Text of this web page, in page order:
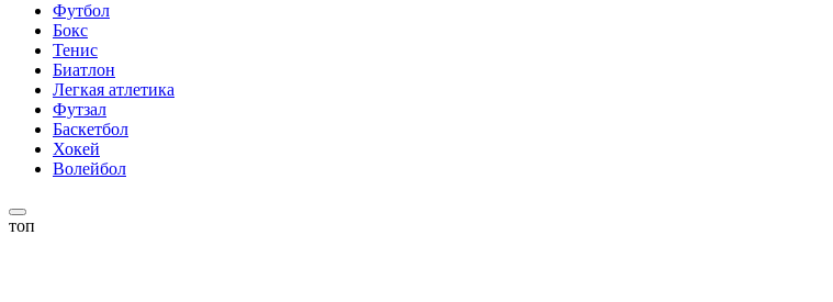
Футбол
Бокс
Тенис
Биатлон
Легкая атлетика
Футзал
Баскетбол
Хокей
Волейбол
топ